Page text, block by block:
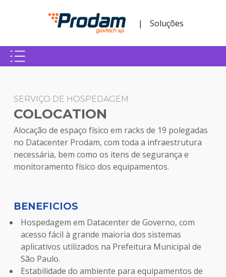
Pular para o Conteúdo principal
|
Soluções
SERVIÇO DE HOSPEDAGEM
COLOCATION
Alocação de espaço físico em racks de 19 polegadas
no Datacenter Prodam, com toda a infraestrutura
necessária, bem como os itens de segurança e
monitoramento físico dos equipamentos.
BENEFICIOS
Hospedagem em Datacenter de Governo, com
acesso fácil à grande maioria dos sistemas
aplicativos utilizados na Prefeitura Municipal de
São Paulo.
Estabilidade do ambiente para equipamentos de